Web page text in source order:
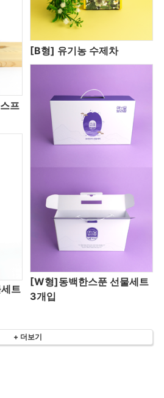
프
[B형] 유기농 수제차
트
[W형]동백한스푼 선물세트
3개입
+ 더보기